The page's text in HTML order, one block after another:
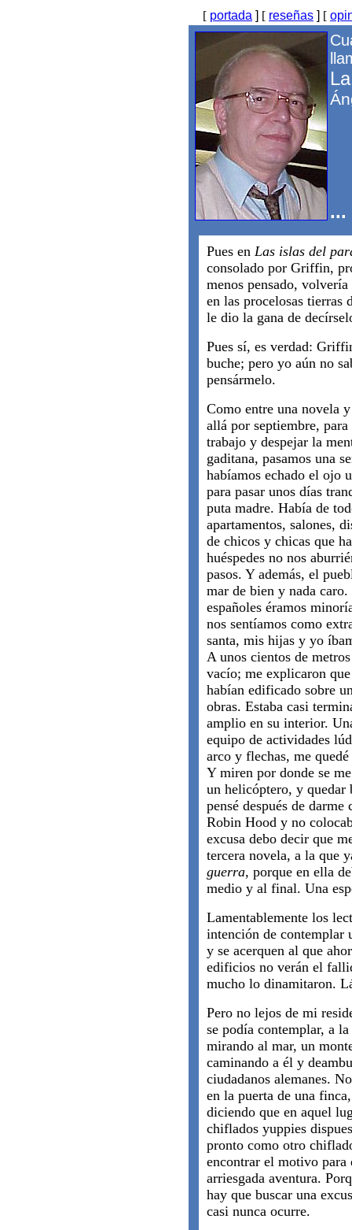
[ portada ] [ reseñas ] [
...
Pues en Las islas del
consolado por Griffin,
menos pensado,
en las procelosas tierras
le dio la gana de
Pues sí, es verdad:
buche; pero yo aún no
pensármelo.
Como entre una novela
allá por septiembre,
trabajo y despejar la
gaditana, pasamos una
habíamos echado el ojo
para pasar unos días
puta madre. Había de
apartamentos, salones,
de chicos y chicas que
huéspedes no nos
pasos. Y además, el
mar de bien y nada
españoles éramos
nos sentíamos como
santa, mis hijas y yo
A unos cientos de
vacío; me explicaron
habían edificado sobre
obras. Estaba casi
amplio en su interior.
equipo de actividades
arco y flechas, me
Y miren por donde se
un helicóptero, y quedar
pensé después de
Robin Hood y no
excusa debo decir que
tercera novela, a la que
guerra, porque en ella
medio y al final. Una
Lamentablemente los
intención de contemplar
y se acerquen al que
edificios no verán el
mucho lo dinamitaron.
Pero no lejos de mi
se podía contemplar, a
mirando al mar, un
caminando a él y
ciudadanos alemanes.
en la puerta de una
diciendo que en aquel
chiflados yuppies
pronto como otro
encontrar el motivo para
arriesgada aventura.
hay que buscar una
casi nunca ocurre.